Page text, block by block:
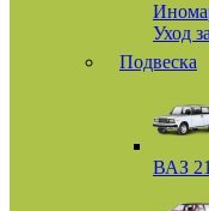
Уход
Подвеска
ВАЗ